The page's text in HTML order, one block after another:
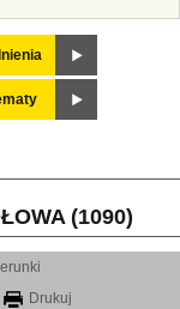
(1090)
Drukuj